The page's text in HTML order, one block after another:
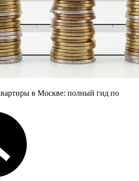
в Москве: полный гид по